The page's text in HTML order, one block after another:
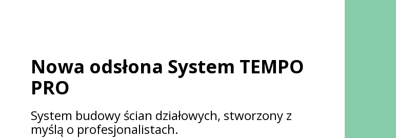
Nowa odsłona System TEMPO
PRO
System budowy ścian działowych, stworzony z
myślą o profesjonalistach.